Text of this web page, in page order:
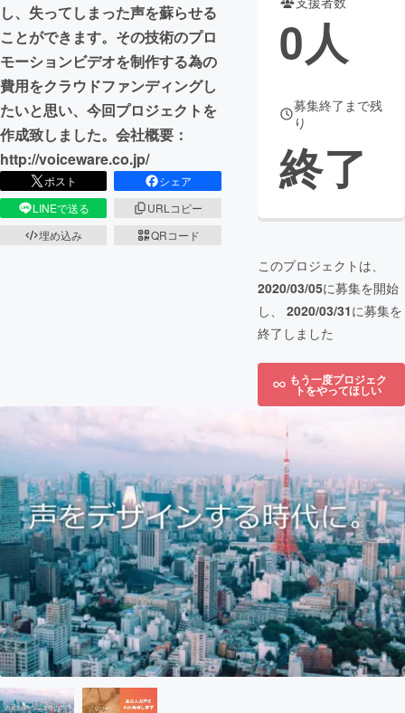
まちづくり・地域活性化
CAMPFIRE for Social Good
CAMPFIRE Creation
CAMPFIREふるさと納税machi-ya
し、失ってしまった声を蘇らせる
ことができます。その技術のプロ
モーションビデオを制作する為の
費用をクラウドファンディングし
たいと思い、今回プロジェクトを
作成致しました。会社概要：
http://voiceware.co.jp/
ポスト
シェア
LINEで送る
URLコピー
埋め込み
QRコード
0人
募集終了まで残
り
終了
このプロジェクトは、
2020/03/05に募集を開始
し、 2020/03/31に募集を
終了しました
もう一度プロジェク
トをやってほしい